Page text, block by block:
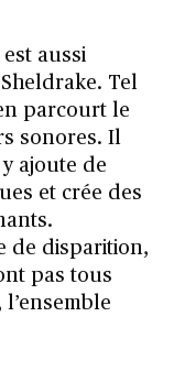
est aussi
Tel
parcourt le
sonores. Il
ajoute de
et crée des
de disparition,
pas tous